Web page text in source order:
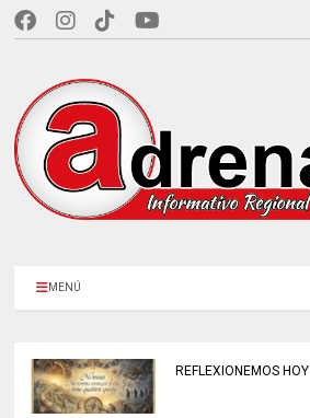
MENÚ
REFLEXIONEMOS HOY